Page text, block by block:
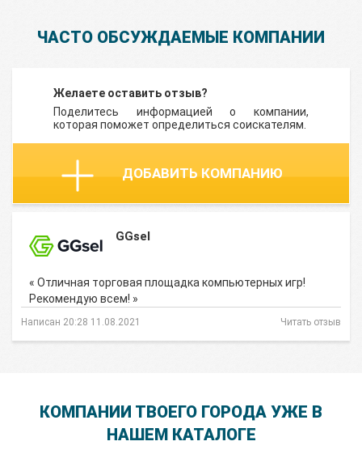
ЧАСТО ОБСУЖДАЕМЫЕ КОМПАНИИ
Желаете оставить отзыв?
Поделитесь информацией о компании,
которая поможет определиться соискателям.
ДОБАВИТЬ КОМПАНИЮ
GGsel
« Отличная торговая площадка компьютерных игр!
Рекомендую всем! »
Написан 20:28 11.08.2021 Читать отзыв
КОМПАНИИ ТВОЕГО ГОРОДА УЖЕ В
НАШЕМ КАТАЛОГЕ